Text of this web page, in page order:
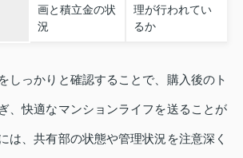
画と積立金の状
況
理が行われてい
るか
しっかりと確認することで、購入後のト
、快適なマンションライフを送ることが
は、共有部の状態や管理状況を注意深く